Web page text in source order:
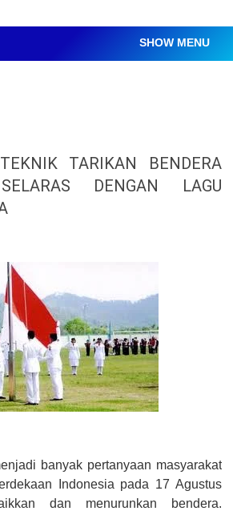
SHOW MENU
TARIKAN BENDERA
DENGAN LAGU
banyak pertanyaan masyarakat
Indonesia pada 17 Agustus
dan menurunkan bendera.